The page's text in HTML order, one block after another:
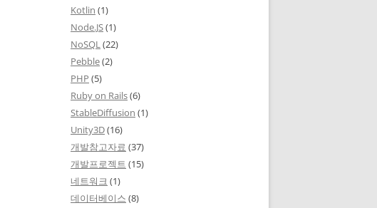
Kotlin (1)
Node.JS(1)
NoSQL(22)
Pebble(2)
PHP (5)
Ruby on Rails(6)
StableDiffusion (1)
Unity3D(16)
개발참고자료 (37)
개발프로젝트 (15)
네트워크 (1)
데이터베이스 (8)